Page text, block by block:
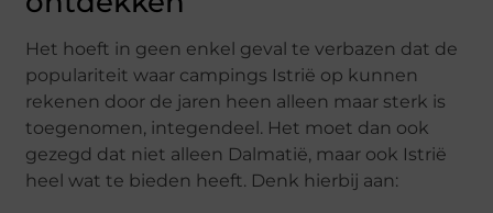
Het hoeft in geen enkel geval te verbazen dat de
populariteit waar campings Istrië op kunnen
rekenen door de jaren heen alleen maar sterk is
toegenomen, integendeel. Het moet dan ook
gezegd dat niet alleen Dalmatië, maar ook Istrië
heel wat te bieden heeft. Denk hierbij aan: